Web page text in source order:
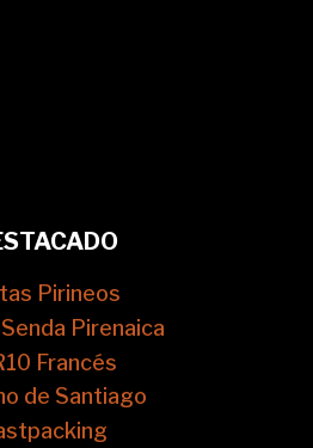
Pirineos
Senda Pirenaica
Francés
de Santiago